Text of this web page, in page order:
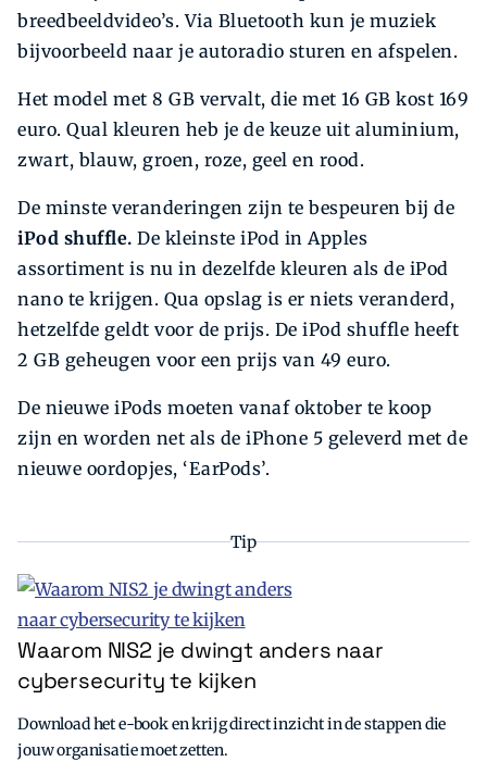
breedbeeldvideo’s. Via Bluetooth kun je muziek
bijvoorbeeld naar je autoradio sturen en afspelen.
Het model met 8 GB vervalt, die met 16 GB kost 169
euro. Qual kleuren heb je de keuze uit aluminium,
zwart, blauw, groen, roze, geel en rood.
De minste veranderingen zijn te bespeuren bij de
iPod shuffle. De kleinste iPod in Apples
assortiment is nu in dezelfde kleuren als de iPod
nano te krijgen. Qua opslag is er niets veranderd,
hetzelfde geldt voor de prijs. De iPod shuffle heeft
2 GB geheugen voor een prijs van 49 euro.
De nieuwe iPods moeten vanaf oktober te koop
zijn en worden net als de iPhone 5 geleverd met de
nieuwe oordopjes, ‘EarPods’.
Tip
Waarom NIS2 je dwingt anders naar
cybersecurity te kijken
Download het e-book en krijg direct inzicht in de stappen die
jouw organisatie moet zetten.